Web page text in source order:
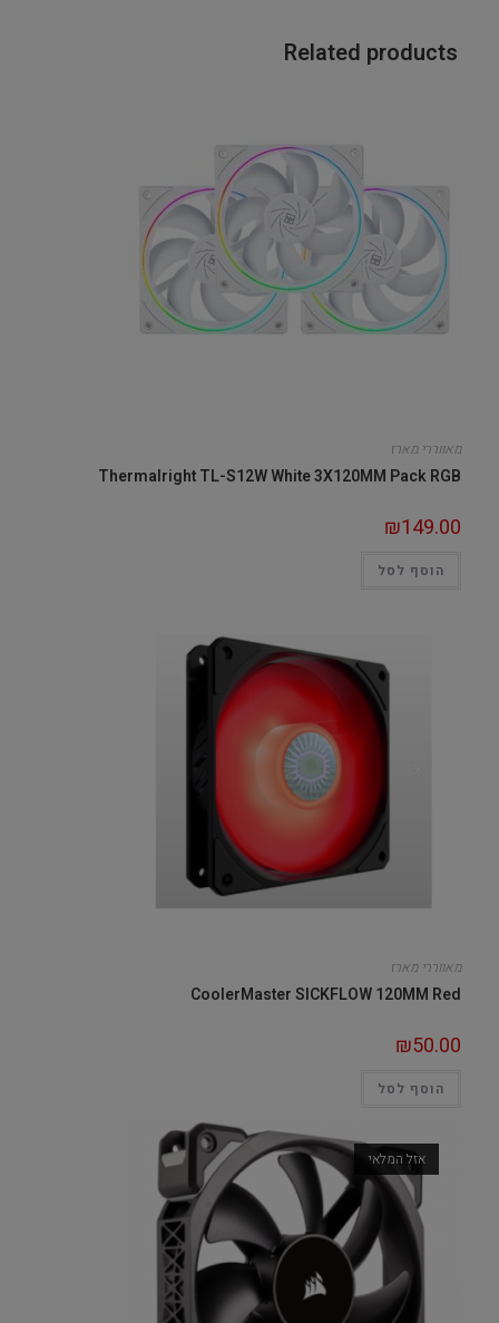
Related products
מאווררי מארז
Thermalright TL-S12W White 3X120MM Pack RGB
₪149.00
הוסף לסל
מאווררי מארז
CoolerMaster SICKFLOW 120MM Red
₪50.00
הוסף לסל
אזל המלאי